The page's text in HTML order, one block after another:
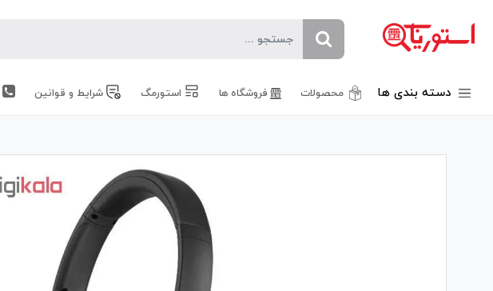
دسته بندی ها محصولات فروشگاه ها استورمگ شرایط و قوانین